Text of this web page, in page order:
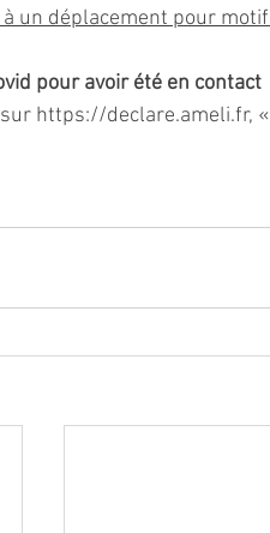
un déplacement pour motif
pour avoir été en contact
https://declare.ameli.fr, «